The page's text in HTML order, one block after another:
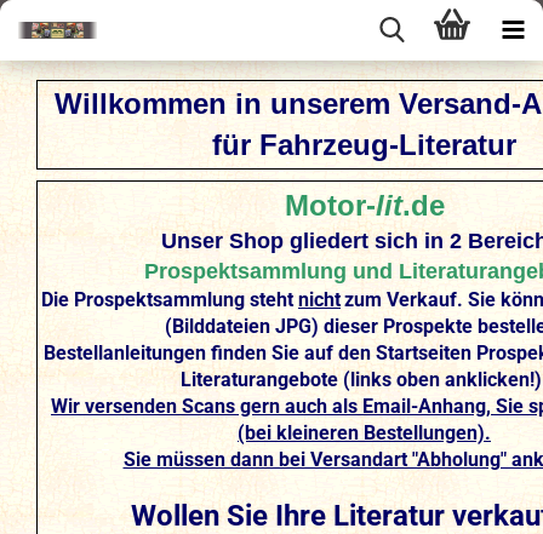
Willkommen in unserem Versand-
für Fahrzeug-Literatur
Motor-lit.de
Unser Shop gliedert sich in 2
Prospektsammlung und
Die Prospektsammlung stehtnichtzum Verkauf. Sie
(Bilddateien JPG) dieser Prospekte
Bestellanleitungen finden Sie auf den Startseiten
Literaturangebote (links oben
Wir versenden Scans gern auch als Email-Anhang, Sie
(bei kleineren Bestellungen).
Sie müssen dann bei Versandart "Abholung"
Wollen Sie Ihre Literatur